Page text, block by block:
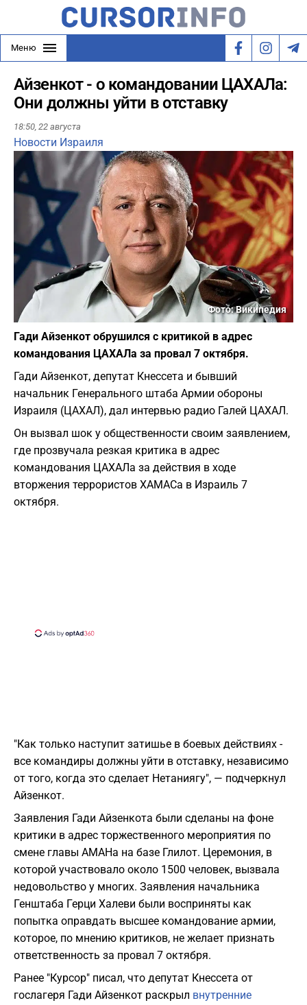
Меню
Айзенкот - о командовании ЦАХАЛа:
Они должны уйти в отставку
18:50, 22 августа
Новости Израиля
Фото: Википедия
Гади Айзенкот обрушился с критикой в адрес
командования ЦАХАЛа за провал 7 октября.
Гади Айзенкот, депутат Кнессета и бывший
начальник Генерального штаба Армии обороны
Израиля (ЦАХАЛ), дал интервью радио Галей ЦАХАЛ.
Он вызвал шок у общественности своим заявлением,
где прозвучала резкая критика в адрес
командования ЦАХАЛа за действия в ходе
вторжения террористов ХАМАСа в Израиль 7
октября.
"Как только наступит затишье в боевых действиях -
все командиры должны уйти в отставку, независимо
от того, когда это сделает Нетаниягу", — подчеркнул
Айзенкот.
Заявления Гади Айзенкота были сделаны на фоне
критики в адрес торжественного мероприятия по
смене главы АМАНа на базе Глилот. Церемония, в
которой участвовало около 1500 человек, вызвала
недовольство у многих. Заявления начальника
Генштаба Герци Халеви были восприняты как
попытка оправдать высшее командование армии,
которое, по мнению критиков, не желает признать
ответственность за провал 7 октября.
Ранее "Курсор" писал, что депутат Кнессета от
гослагеря Гади Айзенкот раскрыл внутренние